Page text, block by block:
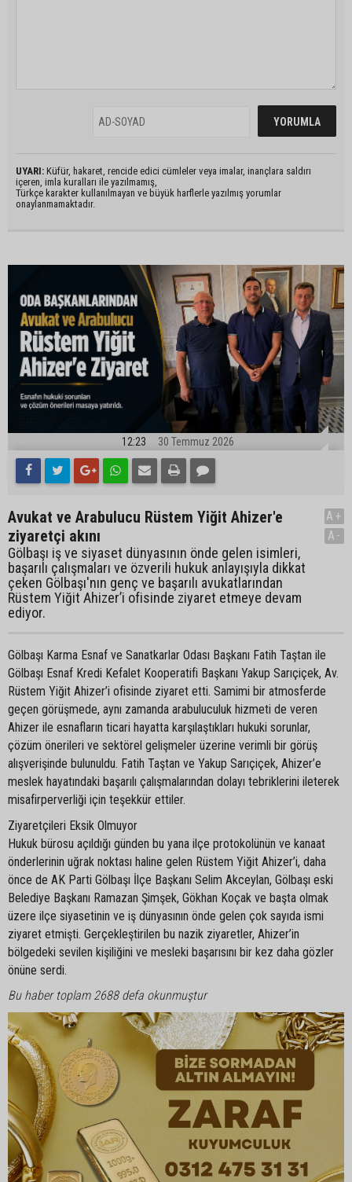
UYARI: Küfür, hakaret, rencide edici cümleler veya imalar, inançlara saldırı
içeren, imla kuralları ile yazılmamış,
Türkçe karakter kullanılmayan ve büyük harflerle yazılmış yorumlar
onaylanmamaktadır.
12:23 30 Temmuz 2026
Avukat ve Arabulucu Rüstem Yiğit Ahizer'e
ziyaretçi akını
Gölbaşı iş ve siyaset dünyasının önde gelen isimleri,
başarılı çalışmaları ve özverili hukuk anlayışıyla dikkat
çeken Gölbaşı'nın genç ve başarılı avukatlarından
Rüstem Yiğit Ahizer’i ofisinde ziyaret etmeye devam
ediyor.
A+
A-
Gölbaşı Karma Esnaf ve Sanatkarlar Odası Başkanı Fatih Taştan ile
Gölbaşı Esnaf Kredi Kefalet Kooperatifi Başkanı Yakup Sarıçiçek, Av.
Rüstem Yiğit Ahizer’i ofisinde ziyaret etti. Samimi bir atmosferde
geçen görüşmede, aynı zamanda arabuluculuk hizmeti de veren
Ahizer ile esnafların ticari hayatta karşılaştıkları hukuki sorunlar,
çözüm önerileri ve sektörel gelişmeler üzerine verimli bir görüş
alışverişinde bulunuldu. Fatih Taştan ve Yakup Sarıçiçek, Ahizer’e
meslek hayatındaki başarılı çalışmalarından dolayı tebriklerini ileterek
misafirperverliği için teşekkür ettiler.
Ziyaretçileri Eksik Olmuyor
Hukuk bürosu açıldığı günden bu yana ilçe protokolünün ve kanaat
önderlerinin uğrak noktası haline gelen Rüstem Yiğit Ahizer’i, daha
önce de AK Parti Gölbaşı İlçe Başkanı Selim Akceylan, Gölbaşı eski
Belediye Başkanı Ramazan Şimşek, Gökhan Koçak ve başta olmak
üzere ilçe siyasetinin ve iş dünyasının önde gelen çok sayıda ismi
ziyaret etmişti. Gerçekleştirilen bu nazik ziyaretler, Ahizer’in
bölgedeki sevilen kişiliğini ve mesleki başarısını bir kez daha gözler
önüne serdi.
Bu haber toplam 2688 defa okunmuştur